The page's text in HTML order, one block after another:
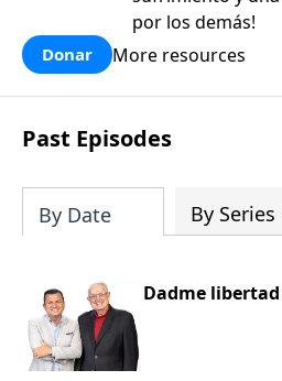
por los demás!
Donar More resources
Past Episodes
By Date By Series
Dadme libertad